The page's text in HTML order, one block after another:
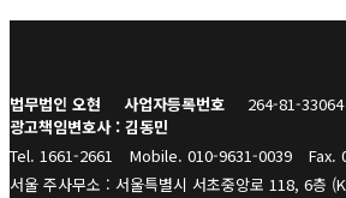
법무법인 오현 사업자등록번호 264-81-33064
광고책임변호사 : 김동민
Tel. 1661-2661
Mobile. 010-9631-0039
Fax.
서울 주사무소 : 서울특별시 서초중앙로 118, 6층